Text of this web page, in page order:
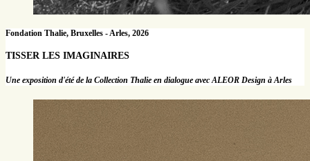
Fondation Thalie, Bruxelles - Arles, 2026
TISSER LES IMAGINAIRES
Une exposition d'été de la Collection Thalie en dialogue avec ALEOR Design à Arles